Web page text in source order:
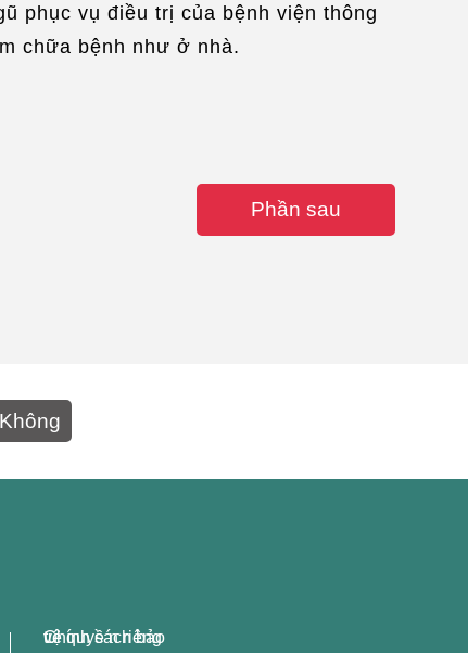
phục vụ điều trị của bệnh viện thông
chữa bệnh như ở nhà.
Phần sau
Không
Chính sách bảo vệ quyề n riêng tư